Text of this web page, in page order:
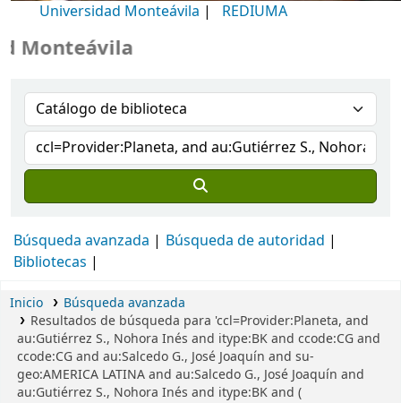
Universidad Monteávila | REDIUMA
Búsqueda avanzada
Búsqueda de autoridad
Bibliotecas
Inicio
Búsqueda avanzada
Resultados de búsqueda para 'ccl=Provider:Planeta, and
au:Gutiérrez S., Nohora Inés and itype:BK and ccode:CG and
ccode:CG and au:Salcedo G., José Joaquín and su-
geo:AMERICA LATINA and au:Salcedo G., José Joaquín and
au:Gutiérrez S., Nohora Inés and itype:BK and (